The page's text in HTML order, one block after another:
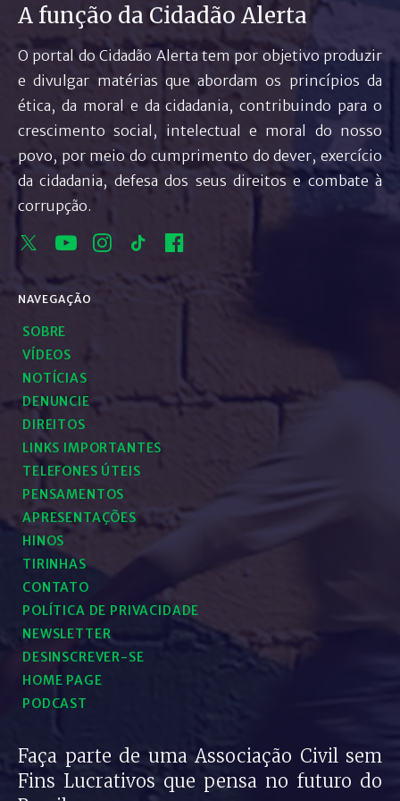
A função da Cidadão Alerta
O portal do Cidadão Alerta tem por objetivo produzir
e divulgar matérias que abordam os princípios da
ética, da moral e da cidadania, contribuindo para o
crescimento social, intelectual e moral do nosso
povo, por meio do cumprimento do dever, exercício
da cidadania, defesa dos seus direitos e combate à
corrupção.
NAVEGAÇÃO
SOBRE
VÍDEOS
NOTÍCIAS
DENUNCIE
DIREITOS
LINKS IMPORTANTES
TELEFONES ÚTEIS
PENSAMENTOS
APRESENTAÇÕES
HINOS
TIRINHAS
CONTATO
POLÍTICA DE PRIVACIDADE
NEWSLETTER
DESINSCREVER-SE
HOME PAGE
PODCAST
Faça parte de uma Associação Civil sem
Fins Lucrativos que pensa no futuro do